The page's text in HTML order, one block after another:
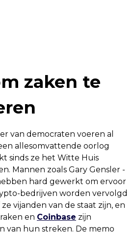
zaken te
van democraten voeren al
allesomvattende oorlog
sinds ze het Witte Huis
Mannen zoals Gary Gensler -
hard gewerkt om ervoor
bedrijven worden vervolgd
vijanden van de staat zijn, en
en Coinbase zijn
van hun streken. De memo